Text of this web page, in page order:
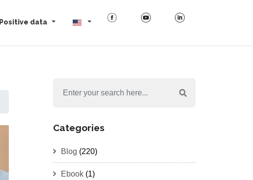
Positive data
Categories
Blog (220)
Ebook (1)